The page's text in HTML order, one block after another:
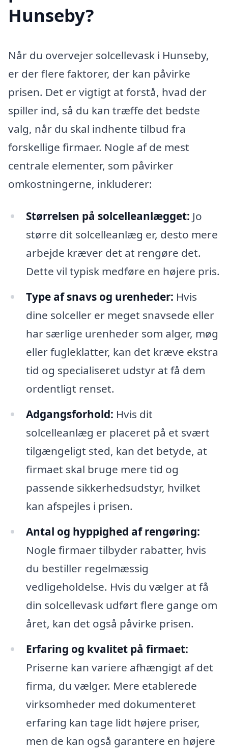
Hunseby?
Når du overvejer solcellevask i Hunseby,
er der flere faktorer, der kan påvirke
prisen. Det er vigtigt at forstå, hvad der
spiller ind, så du kan træffe det bedste
valg, når du skal indhente tilbud fra
forskellige firmaer. Nogle af de mest
centrale elementer, som påvirker
omkostningerne, inkluderer:
Størrelsen på solcelleanlægget: Jo
større dit solcelleanlæg er, desto mere
arbejde kræver det at rengøre det.
Dette vil typisk medføre en højere pris.
Type af snavs og urenheder: Hvis
dine solceller er meget snavsede eller
har særlige urenheder som alger, møg
eller fugleklatter, kan det kræve ekstra
tid og specialiseret udstyr at få dem
ordentligt renset.
Adgangsforhold: Hvis dit
solcelleanlæg er placeret på et svært
tilgængeligt sted, kan det betyde, at
firmaet skal bruge mere tid og
passende sikkerhedsudstyr, hvilket
kan afspejles i prisen.
Antal og hyppighed af rengøring:
Nogle firmaer tilbyder rabatter, hvis
du bestiller regelmæssig
vedligeholdelse. Hvis du vælger at få
din solcellevask udført flere gange om
året, kan det også påvirke prisen.
Erfaring og kvalitet på firmaet:
Priserne kan variere afhængigt af det
firma, du vælger. Mere etablerede
virksomheder med dokumenteret
erfaring kan tage lidt højere priser,
men de kan også garantere en højere